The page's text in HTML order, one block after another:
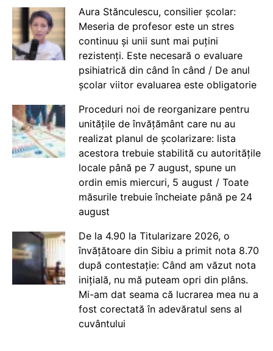
Aura Stănculescu, consilier școlar:
Meseria de profesor este un stres
continuu și unii sunt mai puțini
rezistenți. Este necesară o evaluare
psihiatrică din când în când / De anul
școlar viitor evaluarea este obligatorie
Proceduri noi de reorganizare pentru
unitățile de învățământ care nu au
realizat planul de școlarizare: lista
acestora trebuie stabilită cu autoritățile
locale până pe 7 august, spune un
ordin emis miercuri, 5 august / Toate
măsurile trebuie încheiate până pe 24
august
De la 4.90 la Titularizare 2026, o
învățătoare din Sibiu a primit nota 8.70
după contestație: Când am văzut nota
inițială, nu mă puteam opri din plâns.
Mi-am dat seama că lucrarea mea nu a
fost corectată în adevăratul sens al
cuvântului